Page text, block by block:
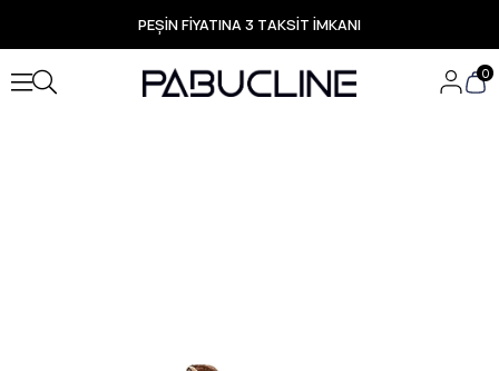
PEŞİN FİYATINA 3 TAKSİT İMKANI
TÜM ÜRÜNLERDE ÜCRETSİZ KARGO
Yeni Sezon Ürünlerde Özel Fırsatlar
Seçili Ürünlerde Hızlı Teslimat
0